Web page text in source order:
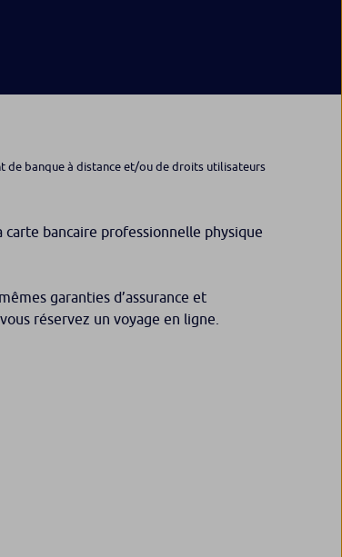
de banque à distance et/ou de droits utilisateurs
bancaire professionnelle physique
garanties d’assurance et
réservez un voyage en ligne.